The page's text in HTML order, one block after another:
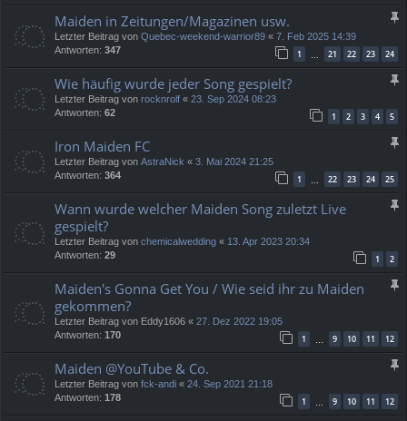
Maiden in Zeitungen/Magazinen usw.
Letzter Beitrag von Quebec-weekend-warrior89 « 7. Feb 2025 14:39
Antworten: 347 1 21 22 23 24
Wie häufig wurde jeder Song gespielt?
Letzter Beitrag von rocknrolf « 23. Sep 2024 08:23
Antworten: 62 1 2 3 4 5
Iron Maiden FC
Letzter Beitrag von AstraNick « 3. Mai 2024 21:25
Antworten: 364 1 22 23 24 25
Wann wurde welcher Maiden Song zuletzt Live
gespielt?
Letzter Beitrag von chemicalwedding « 13. Apr 2023 20:34
Antworten: 29 1 2
Maiden's Gonna Get You / Wie seid ihr zu Maiden
gekommen?
Letzter Beitrag von Eddy1606 « 27. Dez 2022 19:05
Antworten: 170 1 … 9 10 11 12
Maiden @YouTube & Co.
Letzter Beitrag von fck-andi « 24. Sep 2021 21:18
Antworten: 178 1 … 9 10 11 12